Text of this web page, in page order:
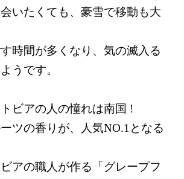
いたくても、豪雪で移動も大
時間が多くなり、気の滅入る
うです。
ビアの人の憧れは南国 !
ツの香りが、人気NO.1となる
アの職人が作る「グレープフ